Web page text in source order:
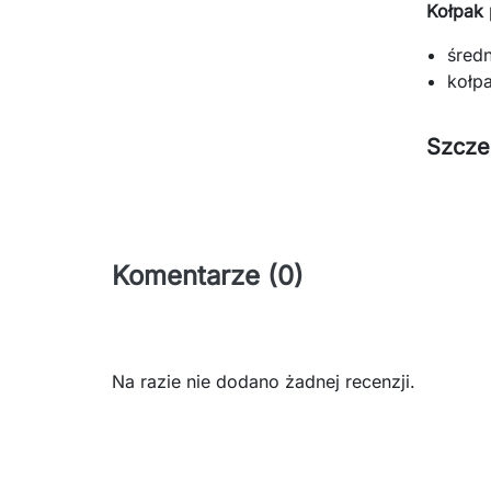
Komentarze (0)
Na razie nie dodano żadnej recenzji.